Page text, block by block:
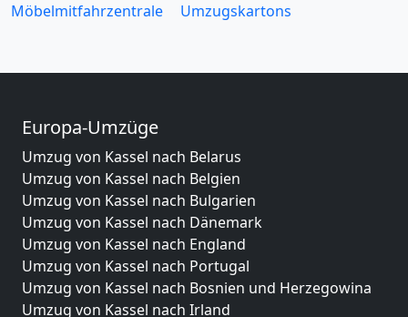
Möbelmitfahrzentrale
Umzugskartons
Europa-Umzüge
Umzug von Kassel nach Belarus
Umzug von Kassel nach Belgien
Umzug von Kassel nach Bulgarien
Umzug von Kassel nach Dänemark
Umzug von Kassel nach England
Umzug von Kassel nach Portugal
Umzug von Kassel nach Bosnien und Herzegowina
Umzug von Kassel nach Irland